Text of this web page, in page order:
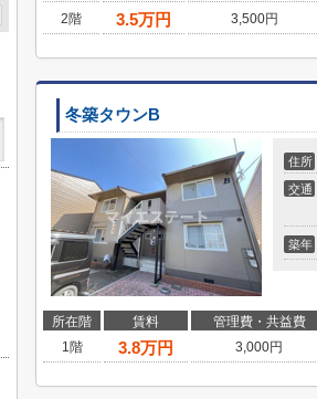
2階
3.5万円 3,500円
冬築タウンB
住所
交通
築年
所在階 賃料 管理費・共益費
1階
3.8万円 3,000円